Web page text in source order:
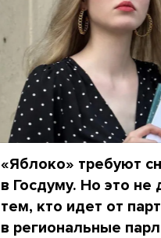
«Яблоко» требуют
в Госдуму. Но это
тем, кто идет от
в региональные